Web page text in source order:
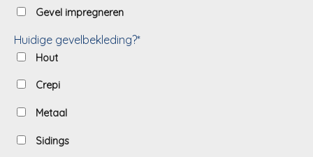
Gevel impregneren
Huidige gevelbekleding?*
Hout
Crepi
Metaal
Sidings